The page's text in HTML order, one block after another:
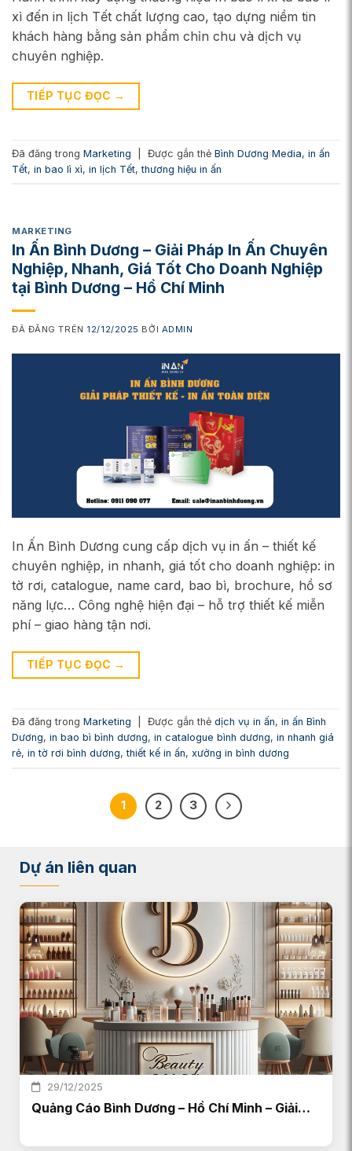
xì đến in lịch Tết chất lượng cao, tạo dựng niềm tin
khách hàng bằng sản phẩm chỉn chu và dịch vụ
chuyên nghiệp.
TIẾP TỤC ĐỌC →
Đã đăng trong Marketing Được gắn thẻ Bình Dương Media, in ấn
Tết, in bao lì xì, in lịch Tết,thương hiệu in ấn
MARKETING
In Ấn Bình Dương – Giải Pháp In Ấn Chuyên
Nghiệp, Nhanh, Giá Tốt Cho Doanh Nghiệp
tại Bình Dương – Hồ Chí Minh
ĐÃ ĐĂNG TRÊN 12/12/2025 BỞI ADMIN
In Ấn Bình Dương cung cấp dịch vụ in ấn – thiết kế
chuyên nghiệp, in nhanh, giá tốt cho doanh nghiệp: in
tờ rơi, catalogue, name card, bao bì, brochure, hồ sơ
năng lực… Công nghệ hiện đại – hỗ trợ thiết kế miễn
phí – giao hàng tận nơi.
TIẾP TỤC ĐỌC →
Đã đăng trong Marketing Được gắn thẻ dịch vụ in ấn, in ấn Bình
Dương, in bao bì bình dương, in catalogue bình dương, in nhanh giá
rẻ, in tờ rơi bình dương,thiết kế in ấn, xưởng in bình dương
1 2 3
Dự án liên quan
29/12/2025
Quảng Cáo Bình Dương – Hồ Chí Minh – Giải…